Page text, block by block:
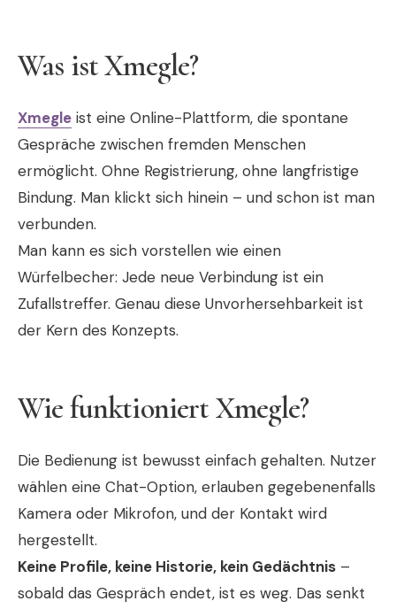
Was ist Xmegle?
Xmegle ist eine Online-Plattform, die spontane
Gespräche zwischen fremden Menschen
ermöglicht. Ohne Registrierung, ohne langfristige
Bindung. Man klickt sich hinein – und schon ist man
verbunden.
Man kann es sich vorstellen wie einen
Würfelbecher: Jede neue Verbindung ist ein
Zufallstreffer. Genau diese Unvorhersehbarkeit ist
der Kern des Konzepts.
Wie funktioniert Xmegle?
Die Bedienung ist bewusst einfach gehalten. Nutzer
wählen eine Chat-Option, erlauben gegebenenfalls
Kamera oder Mikrofon, und der Kontakt wird
hergestellt.
Keine Profile, keine Historie, kein Gedächtnis –
sobald das Gespräch endet, ist es weg. Das senkt